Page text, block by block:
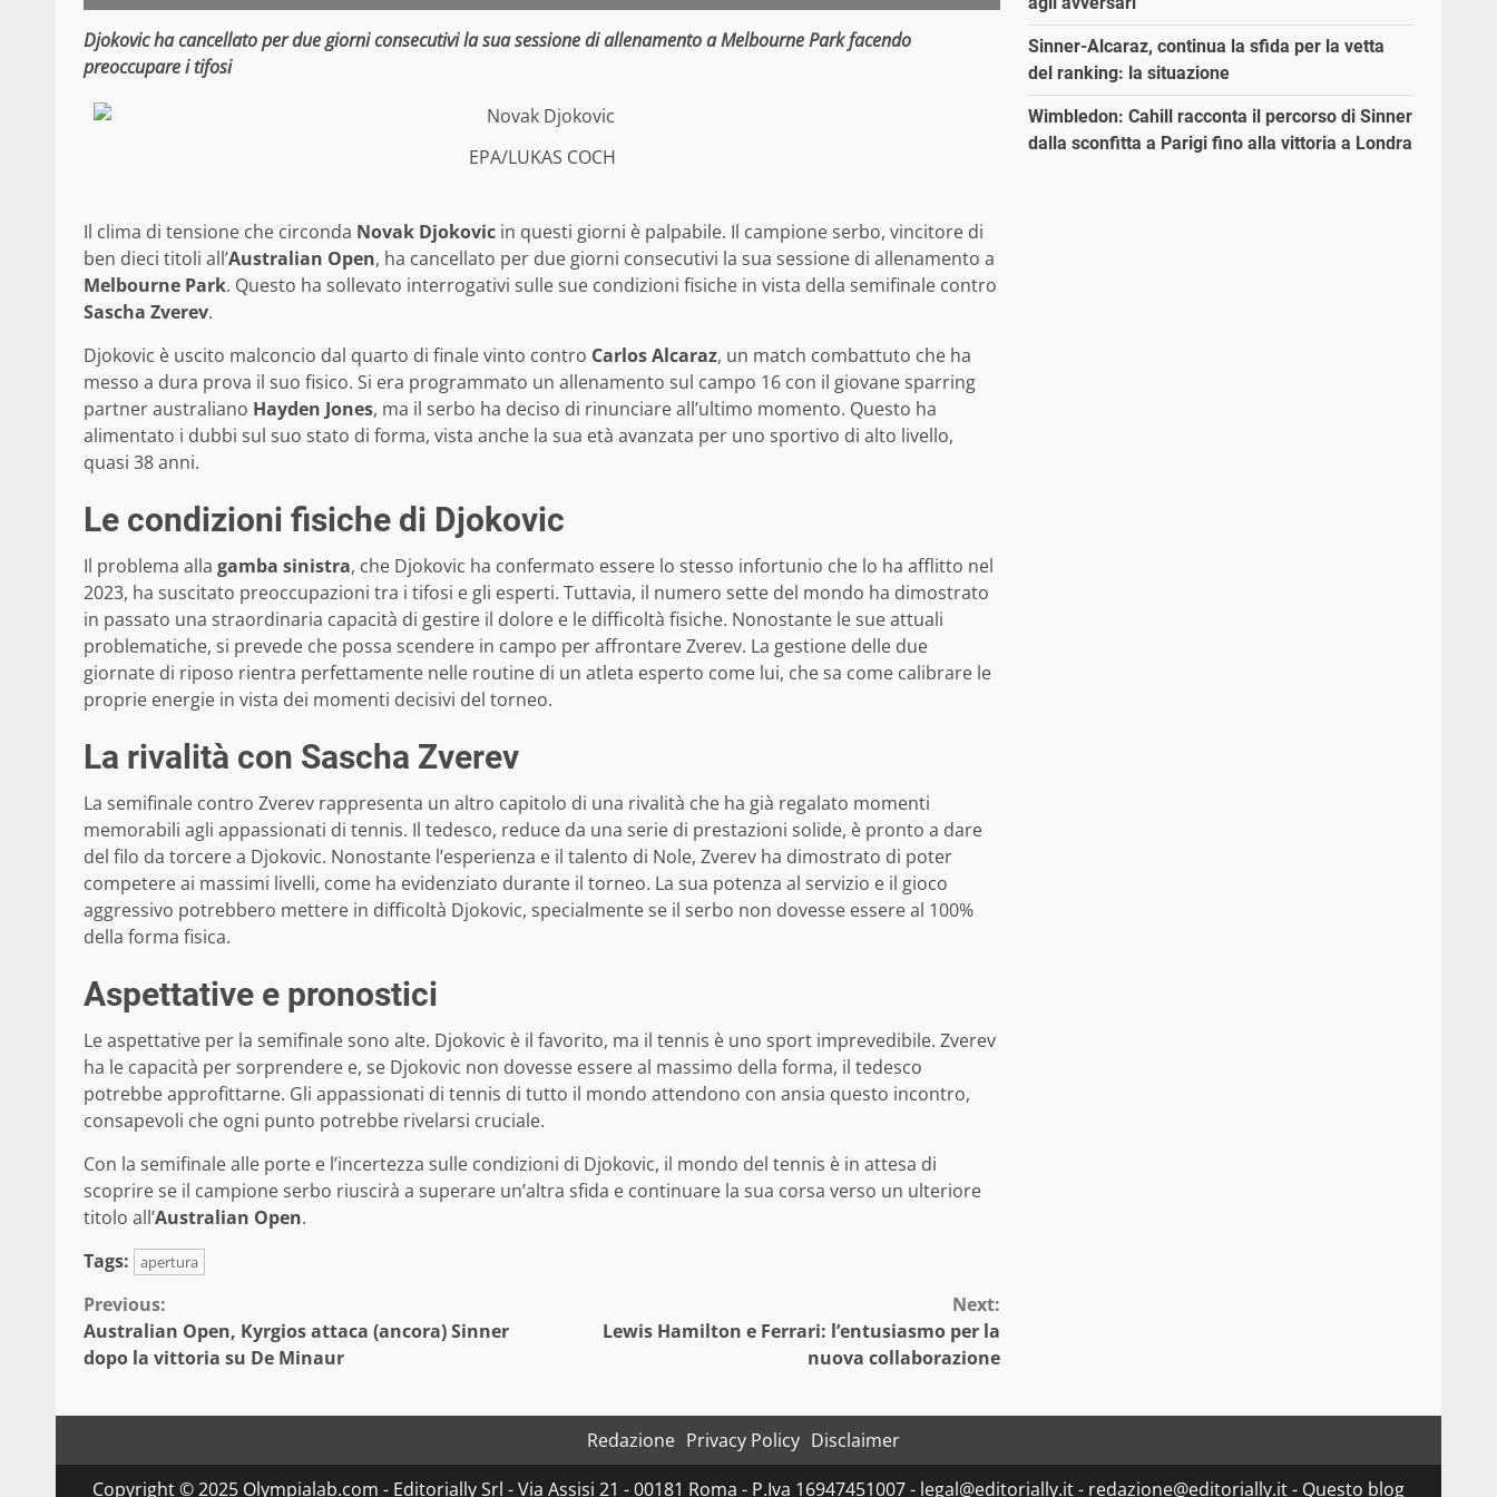
Djokovic ha cancellato per due giorni consecutivi la sua sessione di allenamento a Melbourne Park facendo
preoccupare i tifosi
EPA/LUKAS COCH
Il clima di tensione che circonda Novak Djokovic in questi giorni è palpabile. Il campione serbo, vincitore di
ben dieci titoli all’Australian Open, ha cancellato per due giorni consecutivi la sua sessione di allenamento a
Melbourne Park. Questo ha sollevato interrogativi sulle sue condizioni fisiche in vista della semifinale contro
Sascha Zverev.
Djokovic è uscito malconcio dal quarto di finale vinto contro Carlos Alcaraz, un match combattuto che ha
messo a dura prova il suo fisico. Si era programmato un allenamento sul campo 16 con il giovane sparring
partner australiano Hayden Jones, ma il serbo ha deciso di rinunciare all’ultimo momento. Questo ha
alimentato i dubbi sul suo stato di forma, vista anche la sua età avanzata per uno sportivo di alto livello,
quasi 38 anni.
Le condizioni fisiche di Djokovic
Il problema alla gamba sinistra, che Djokovic ha confermato essere lo stesso infortunio che lo ha afflitto nel
2023, ha suscitato preoccupazioni tra i tifosi e gli esperti. Tuttavia, il numero sette del mondo ha dimostrato
in passato una straordinaria capacità di gestire il dolore e le difficoltà fisiche. Nonostante le sue attuali
problematiche, si prevede che possa scendere in campo per affrontare Zverev. La gestione delle due
giornate di riposo rientra perfettamente nelle routine di un atleta esperto come lui, che sa come calibrare le
proprie energie in vista dei momenti decisivi del torneo.
La rivalità con Sascha Zverev
La semifinale contro Zverev rappresenta un altro capitolo di una rivalità che ha già regalato momenti
memorabili agli appassionati di tennis. Il tedesco, reduce da una serie di prestazioni solide, è pronto a dare
del filo da torcere a Djokovic. Nonostante l’esperienza e il talento di Nole, Zverev ha dimostrato di poter
competere ai massimi livelli, come ha evidenziato durante il torneo. La sua potenza al servizio e il gioco
aggressivo potrebbero mettere in difficoltà Djokovic, specialmente se il serbo non dovesse essere al 100%
della forma fisica.
Aspettative e pronostici
Le aspettative per la semifinale sono alte. Djokovic è il favorito, ma il tennis è uno sport imprevedibile. Zverev
ha le capacità per sorprendere e, se Djokovic non dovesse essere al massimo della forma, il tedesco
potrebbe approfittarne. Gli appassionati di tennis di tutto il mondo attendono con ansia questo incontro,
consapevoli che ogni punto potrebbe rivelarsi cruciale.
Con la semifinale alle porte e l’incertezza sulle condizioni di Djokovic, il mondo del tennis è in attesa di
scoprire se il campione serbo riuscirà a superare un’altra sfida e continuare la sua corsa verso un ulteriore
titolo all’Australian Open.
Tags:
apertura
Continue
Reading
Previous:
Australian Open, Kyrgios attaca (ancora) Sinner
dopo la vittoria su De Minaur
Next:
Lewis Hamilton e Ferrari: l’entusiasmo per la
nuova collaborazione
Sinner-Alcaraz, continua la sfida per la vetta
del ranking: la situazione
Wimbledon: Cahill racconta il percorso di Sinner
dalla sconfitta a Parigi fino alla vittoria a Londra
Redazione Privacy Policy Disclaimer
Copyright © 2025 Olympialab.com - Editorially Srl - Via Assisi 21 - 00181 Roma - P.Iva 16947451007 - legal@editorially.it - redazione@editorially.it - Questo blog